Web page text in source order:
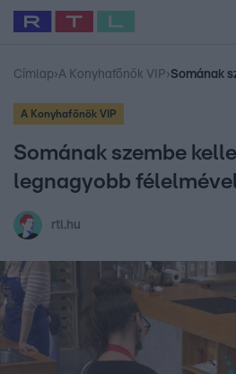
Legfrissebb RTL Híradó
Babits Marcella
Címlap›A Konyhafőnök VIP›
A Konyhafőnök VIP
Somának szembe
legnagyobb
rtl.hu